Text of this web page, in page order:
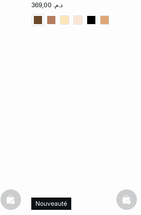
د.م. 369,00
basketfullNouveauté